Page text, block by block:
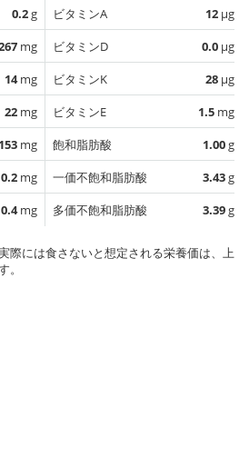
0.2g
mg
14mg
22 mg
153 mg
0.2 mg
0.4mg
ビタミンA
12 µg
ビタミンD
0.0 µg
ビタミンK
28 µg
ビタミンE
1.5 mg
飽和脂肪酸
1.00g
一価不飽和脂肪酸
3.43g
多価不飽和脂肪酸
3.39g
際には食さないと想定される栄養価は、上